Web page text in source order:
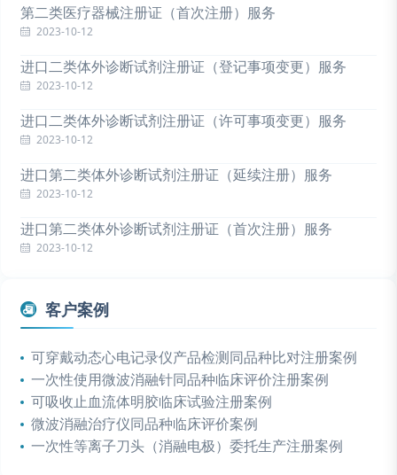
第二类医疗器械注册证（首次注册）服务
2023-10-12
进口二类体外诊断试剂注册证（登记事项变更）服务
2023-10-12
进口二类体外诊断试剂注册证（许可事项变更）服务
2023-10-12
进口第二类体外诊断试剂注册证（延续注册）服务
2023-10-12
进口第二类体外诊断试剂注册证（首次注册）服务
2023-10-12
客户案例
可穿戴动态心电记录仪产品检测同品种比对注册案例
一次性使用微波消融针同品种临床评价注册案例
可吸收止血流体明胶临床试验注册案例
微波消融治疗仪同品种临床评价案例
一次性等离子刀头（消融电极）委托生产注册案例